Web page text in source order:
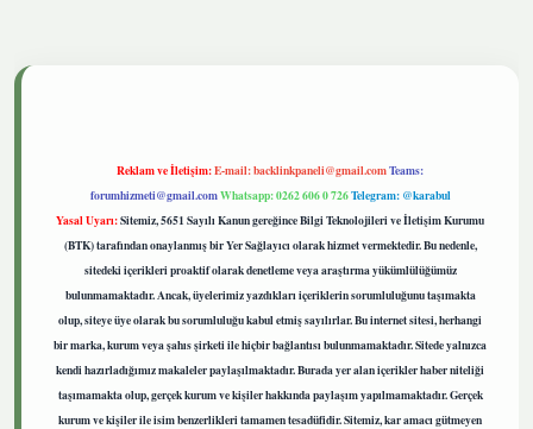
Reklam ve İletişim:E-mail:backlinkpaneli@gmail.comTeams:
forumhizmeti@gmail.comWhatsapp: 0262 606 0 726Telegram: @karabul
Yasal Uyarı:Sitemiz, 5651 Sayılı Kanun gereğince Bilgi Teknolojileri ve İletişim Kurumu
(BTK) tarafından onaylanmış bir Yer Sağlayıcı olarak hizmet vermektedir. Bu nedenle,
sitedeki içerikleri proaktif olarak denetleme veya araştırma yükümlülüğümüz
bulunmamaktadır. Ancak, üyelerimiz yazdıkları içeriklerin sorumluluğunu taşımakta
olup, siteye üye olarak bu sorumluluğu kabul etmiş sayılırlar. Bu internet sitesi, herhangi
bir marka, kurum veya şahıs şirketi ile hiçbir bağlantısı bulunmamaktadır. Sitede yalnızca
kendi hazırladığımız makaleler paylaşılmaktadır. Burada yer alan içerikler haber niteliği
taşımamakta olup, gerçek kurum ve kişiler hakkında paylaşım yapılmamaktadır. Gerçek
kurum ve kişiler ile isim benzerlikleri tamamen tesadüfidir. Sitemiz, kar amacı gütmeyen